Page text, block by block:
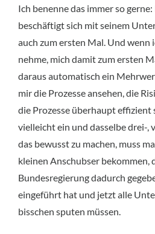
Ich benenne das immer so
beschäftigt sich mit seinem
auch zum ersten Mal. Und wenn
nehme, mich damit zum ersten
daraus automatisch ein
mir die Prozesse ansehen, die
die Prozesse überhaupt effizient
vielleicht ein und dasselbe drei-,
das bewusst zu machen, muss
kleinen Anschubser bekommen,
Bundesregierung dadurch
eingeführt hat und jetzt alle
bisschen sputen müssen.